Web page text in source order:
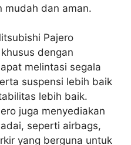
mudah dan aman.
Pajero
dengan
melintasi segala
suspensi lebih baik
lebih baik.
juga menyediakan
seperti airbags,
yang berguna untuk